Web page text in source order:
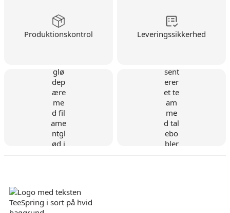
Produktionskontrol Leveringssikkerhed